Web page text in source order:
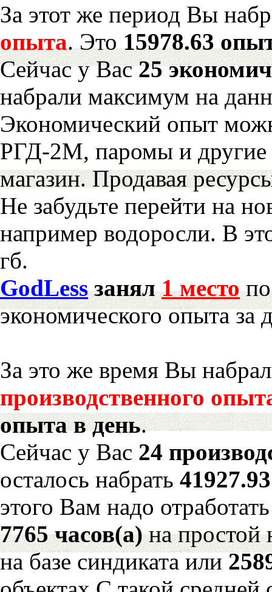
За этот же период Вы
опыта. Это15978.63
Сейчас у Вас25
набрали максимум на
Экономический опыт
РГД-2М, паромы и другие
магазин. Продавая
Не забудьте перейти на
например водоросли. В
гб.
GodLessзанял1 местопо
экономического опыта за
За это же время Вы
производственного
опыта в день.
Сейчас у Вас 24
осталось набрать
этого Вам надо отработать
7765 часов(а)на простой
на базе синдиката или